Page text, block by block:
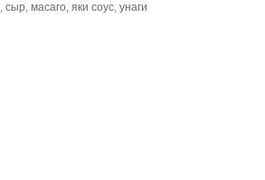
сыр, масаго, яки соус, унаги